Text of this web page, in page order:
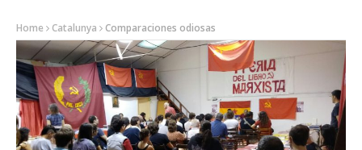
Home Catalunya Comparaciones odiosas